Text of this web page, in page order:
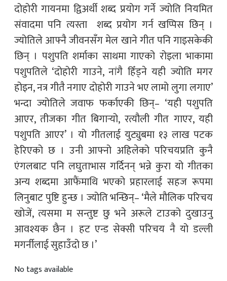
दोहोरी गायनमा द्विअर्थी शब्द प्रयोग गर्ने ज्योति नियमित
संवादमा पनि त्यस्ता शब्द प्रयोग गर्न खप्पिस छिन् ।
ज्योतिले आफ्नै जीवनसँग मेल खाने गीत पनि गाइसकेकी
छिन् । पशुपति शर्माका साथमा गाएको रोइला भाकामा
पशुपतिले ‘दोहोरी गाउने, नांगै हिँड्ने यही ज्योति मगर
होइन, नत्र गीतै नगाए दोहोरी गाउने भए लामो लुगा लगाए’
भन्दा ज्योतिले जवाफ फर्काएकी छिन्– ‘यही पशुपति
आएर, तीजका गीत बिगार्‍यो, रत्यौली गीत गाएर, यही
पशुपति आएर’ । यो गीतलाई युट्युबमा १३ लाख पटक
हेरिएको छ । उनी आफ्नो अहिलेको परिचयप्रति कुनै
एंगलबाट पनि लघुताभास गर्दिनन् भन्ने कुरा यो गीतका
अन्य शब्दमा आफैंमाथि भएको प्रहारलाई सहज रूपमा
लिनुबाट पुष्टि हुन्छ । ज्योति भन्छिन्– ‘मैले मौलिक परिचय
खोजें, त्यसमा म सन्तुष्ट छु भने अरूले टाउको दुखाउनु
आवश्यक छैन । हट एन्ड सेक्सी परिचय नै यो डल्ली
मगर्नीलाई सुहाउँदो छ ।’
No tags available